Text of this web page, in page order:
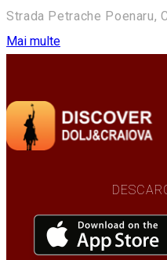
Strada Petrache Poenaru,
Mai multe